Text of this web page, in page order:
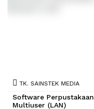
TK. SAINSTEK MEDIA
Software Perpustakaan
Multiuser (LAN)